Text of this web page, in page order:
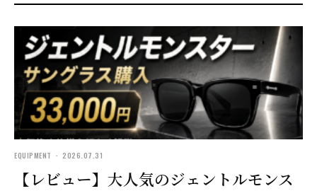
EQUIPMENT ・ 2026.07.31
【レビュー】大人気のジェントルモンス